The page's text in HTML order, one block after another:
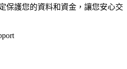
保護您的資料和資金，讓您安心交